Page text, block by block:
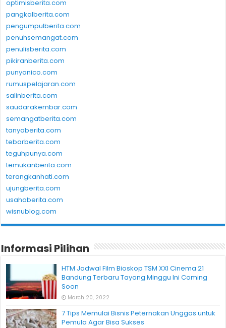
optimisberita.com
pangkalberita.com
pengumpulberita.com
penuhsemangat.com
penulisberita.com
pikiranberita.com
punyanico.com
rumuspelajaran.com
salinberita.com
saudarakembar.com
semangatberita.com
tanyaberita.com
tebarberita.com
teguhpunya.com
temukanberita.com
terangkanhati.com
ujungberita.com
usahaberita.com
wisnublog.com
Informasi Pilihan
HTM Jadwal Film Bioskop TSM XXI Cinema 21
Bandung Terbaru Tayang Minggu Ini Coming
Soon
March 20, 2022
7 Tips Memulai Bisnis Peternakan Unggas untuk
Pemula Agar Bisa Sukses